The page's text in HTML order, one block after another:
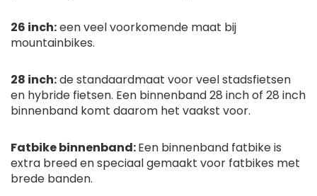
26 inch:een veel voorkomende maat bij
mountainbikes.
28 inch:de standaardmaat voor veel stadsfietsen
en hybride fietsen. Een binnenband 28 inch of 28 inch
binnenband komt daarom het vaakst voor.
Fatbike binnenband:Een binnenband fatbike is
extra breed en speciaal gemaakt voor fatbikes met
brede banden.